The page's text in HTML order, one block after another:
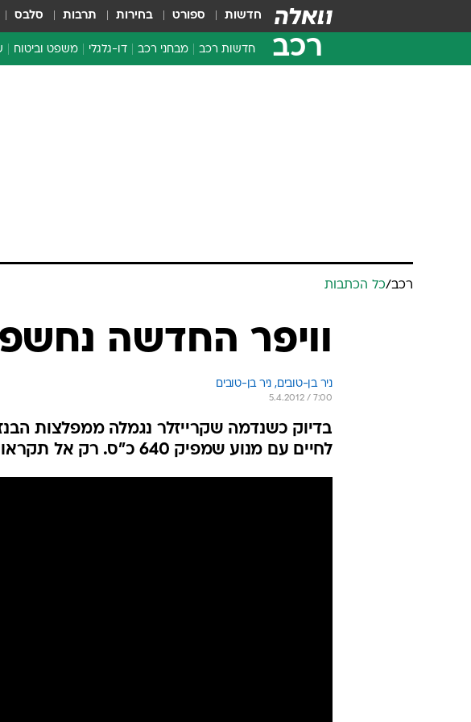
חדשות ספורט בחירות תרבות סלבס
רכב חדשות רכב מבחני רכב דו-גלגלי משפט וביטוח
רכב/כל הכתבות
וויפר החדשה
ניר בן-טובים, ניר בן-טובים
5.4.2012 / 7:00
בדיוק כשנדמה שקרייזלר נגמלה ממפלצות
לחיים עם מנוע שמפיק 640 כ"ס. רק אל תקראו לה דודג'